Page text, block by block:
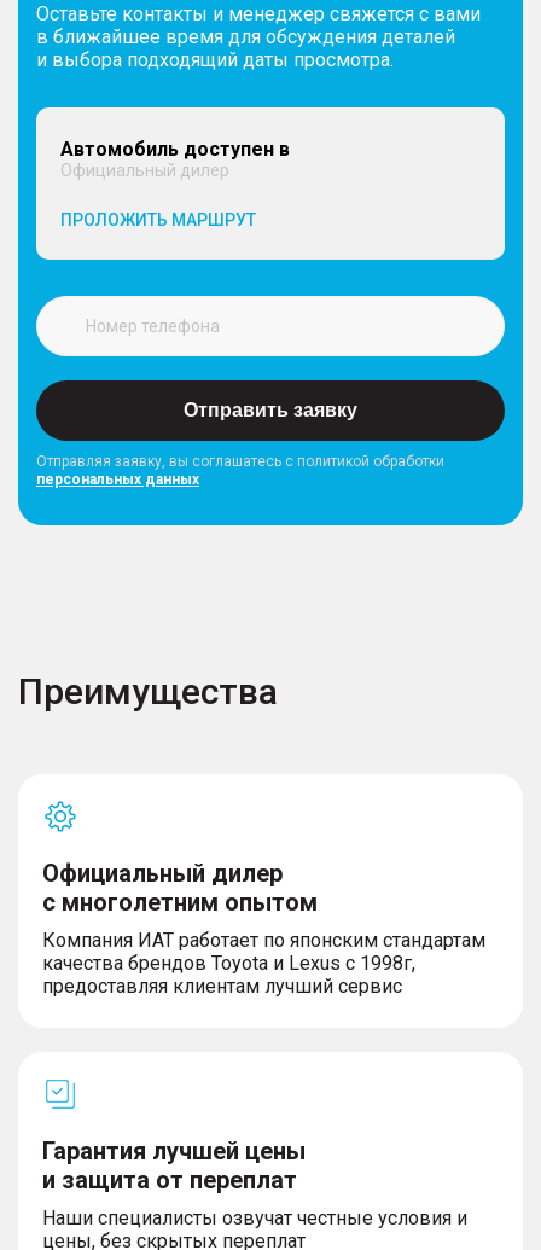
Оставьте контакты и менеджер свяжется с вами
в ближайшее время для обсуждения деталей
и выбора подходящий даты просмотра.
Автомобиль доступен в
Официальный дилер
ПРОЛОЖИТЬ МАРШРУТ
Отправить заявку
Отправляя заявку, вы соглашатесь с политикой обработки
персональных данных
Преимущества
Официальный дилер
с многолетним опытом
Компания ИАТ работает по японским стандартам
качества брендов Toyota и Lexus с 1998г,
предоставляя клиентам лучший сервис
Гарантия лучшей цены
и защита от переплат
Наши специалисты озвучат честные условия и
цены, без скрытых переплат